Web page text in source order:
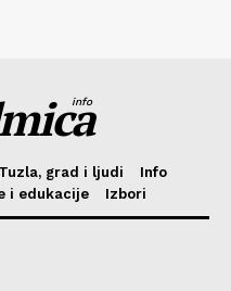
info
Tuzla, grad i ljudi
Info
i edukacije Izbori